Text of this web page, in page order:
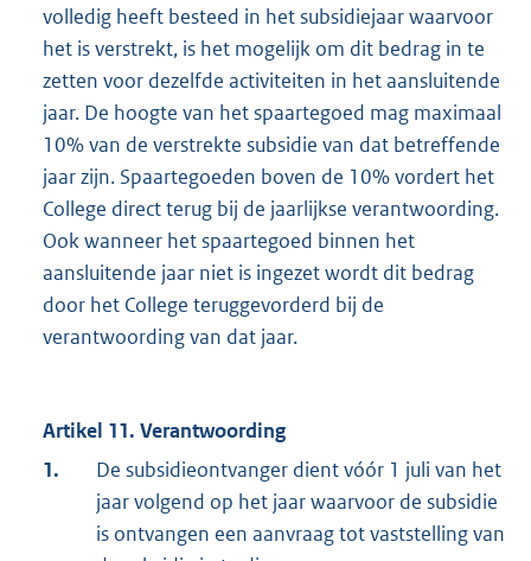
volledig heeft besteed in het subsidiejaar waarvoor
het is verstrekt, is het mogelijk om dit bedrag in te
zetten voor dezelfde activiteiten in het aansluitende
jaar. De hoogte van het spaartegoed mag maximaal
10% van de verstrekte subsidie van dat betreffende
jaar zijn. Spaartegoeden boven de 10% vordert het
College direct terug bij de jaarlijkse verantwoording.
Ook wanneer het spaartegoed binnen het
aansluitende jaar niet is ingezet wordt dit bedrag
door het College teruggevorderd bij de
verantwoording van dat jaar.
Artikel 11. Verantwoording
1.
De subsidieontvanger dient vóór 1 juli van het
jaar volgend op het jaar waarvoor de subsidie
is ontvangen een aanvraag tot vaststelling van